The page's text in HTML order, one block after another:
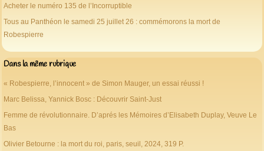
Acheter le numéro 135 de l’Incorruptible
Tous au Panthéon le samedi 25 juillet 26 : commémorons la mort de
Robespierre
Dans la même rubrique
« Robespierre, l’innocent » de Simon Mauger, un essai réussi !
Marc Belissa, Yannick Bosc : Découvrir Saint-Just
Femme de révolutionnaire. D’aprés les Mémoires d’Elisabeth Duplay, Veuve Le
Bas
Olivier Betourne : la mort du roi, paris, seuil, 2024, 319 P.